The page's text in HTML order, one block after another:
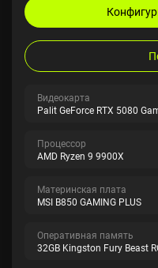
Видеокарта
Palit GeForce RTX 5080
Процессор
AMD Ryzen 9 9900X
Материнская плата
MSI B850 GAMING PLUS
Оперативная память
32GB Kingston Fury Beast